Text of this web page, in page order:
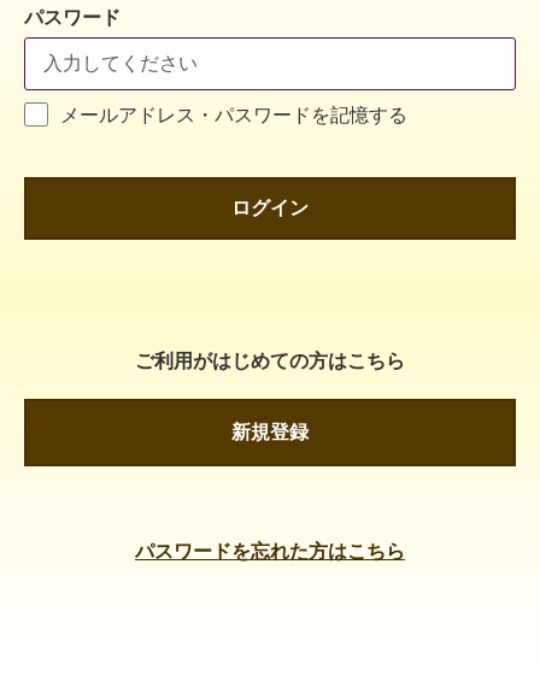
パスワード
メールアドレス・パスワードを記憶する
ログイン
ご利用がはじめての方はこちら
新規登録
パスワードを忘れた方はこちら